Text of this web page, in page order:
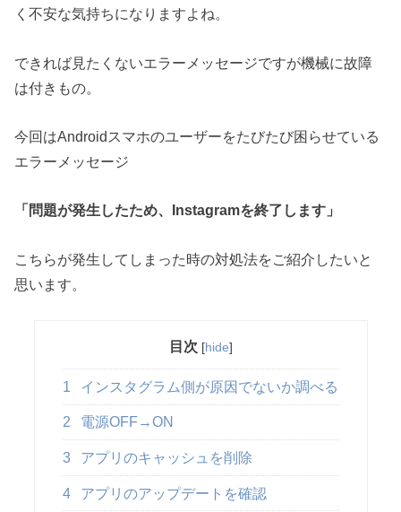
く不安な気持ちになりますよね。
できれば見たくないエラーメッセージですが機械に故障
は付きもの。
今回はAndroidスマホのユーザーをたびたび困らせている
エラーメッセージ
「問題が発生したため、Instagramを終了します」
こちらが発生してしまった時の対処法をご紹介したいと
思います。
目次 [hide]
1 インスタグラム側が原因でないか調べる
2 電源OFF→ON
3 アプリのキャッシュを削除
4 アプリのアップデートを確認